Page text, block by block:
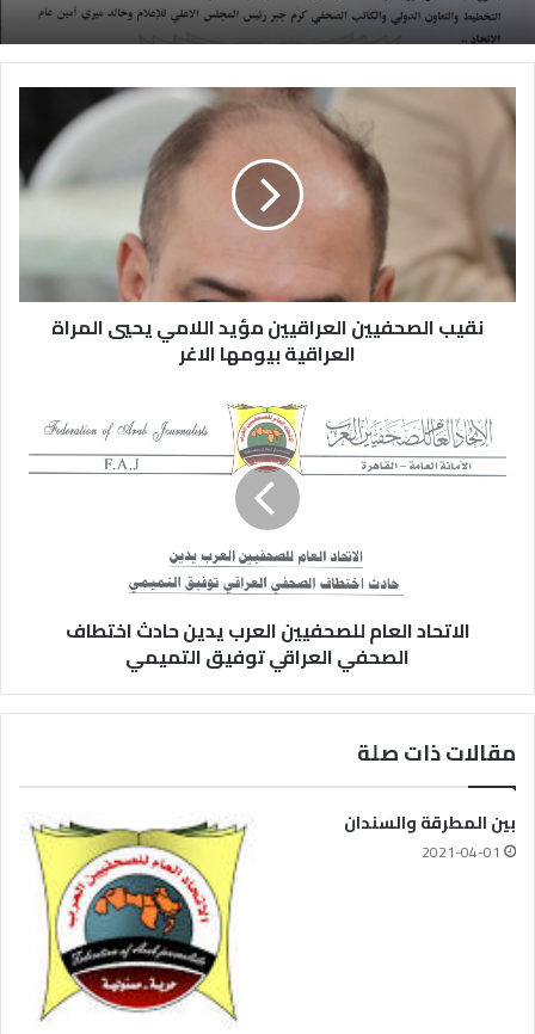
نقيب الصحفيين العراقيين مؤيد اللامي يحيي المراة
العراقية بيومها الاغر
الاتحاد العام للصحفيين العرب يدين حادث اختطاف
الصحفي العراقي توفيق التميمي
مقالات ذات صلة
بين المطرقة والسندان
2021-04-01